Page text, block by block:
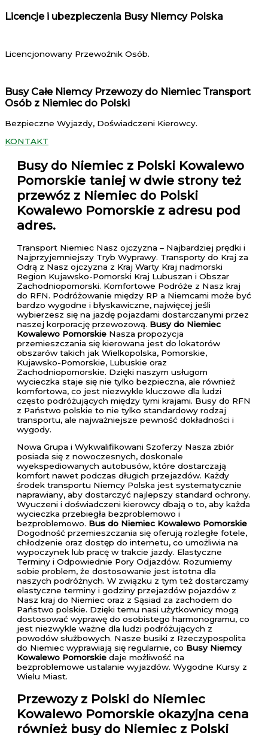
Licencje i ubezpieczenia Busy Niemcy Polska
Licencjonowany Przewoźnik Osób.
Busy Całe Niemcy Przewozy do Niemiec Transport
Osób z Niemiec do Polski
Bezpieczne Wyjazdy, Doświadczeni Kierowcy.
KONTAKT
Busy do Niemiec z Polski Kowalewo
Pomorskie taniej w dwie strony też
przewóz z Niemiec do Polski
Kowalewo Pomorskie z adresu pod
adres.
Transport Niemiec Nasz ojczyzna – Najbardziej prędki i
Najprzyjemniejszy Tryb Wyprawy. Transporty do Kraj za
Odrą z Nasz ojczyzna z Kraj Warty Kraj nadmorski
Region Kujawsko-Pomorski Kraj Lubuszan i Obszar
Zachodniopomorski. Komfortowe Podróże z Nasz kraj
do RFN. Podróżowanie między RP a Niemcami może być
bardzo wygodne i błyskawiczne, najwięcej jeśli
wybierzesz się na jazdę pojazdami dostarczanymi przez
naszej korporację przewozową. Busy do Niemiec
Kowalewo Pomorskie Nasza propozycja
przemieszczania się kierowana jest do lokatorów
obszarów takich jak Wielkopolska, Pomorskie,
Kujawsko-Pomorskie, Lubuskie oraz
Zachodniopomorskie. Dzięki naszym usługom
wycieczka staje się nie tylko bezpieczna, ale również
komfortowa, co jest niezwykle kluczowe dla ludzi
często podróżujących między tymi krajami. Busy do RFN
z Państwo polskie to nie tylko standardowy rodzaj
transportu, ale najważniejsze pewność dokładności i
wygody.
Nowa Grupa i Wykwalifikowani Szoferzy Nasza zbiór
posiada się z nowoczesnych, doskonale
wyekspediowanych autobusów, które dostarczają
komfort nawet podczas długich przejazdów. Każdy
środek transportu Niemcy Polska jest systematycznie
naprawiany, aby dostarczyć najlepszy standard ochrony.
Wyuczeni i doświadczeni kierowcy dbają o to, aby każda
wycieczka przebiegła bezproblemowo i
bezproblemowo. Bus do Niemiec Kowalewo Pomorskie
Dogodność przemieszczania się oferują rozległe fotele,
chłodzenie oraz dostęp do internetu, co umożliwia na
wypoczynek lub pracę w trakcie jazdy. Elastyczne
Terminy i Odpowiednie Pory Odjazdów. Rozumiemy
sobie problem, że dostosowanie jest istotna dla
naszych podróżnych. W związku z tym też dostarczamy
elastyczne terminy i godziny przejazdów pojazdów z
Nasz kraj do Niemiec oraz z Sąsiad za zachodem do
Państwo polskie. Dzięki temu nasi użytkownicy mogą
dostosować wyprawę do osobistego harmonogramu, co
jest niezwykle ważne dla ludzi podróżujących z
powodów służbowych. Nasze busiki z Rzeczypospolita
do Niemiec wyprawiają się regularnie, co Busy Niemcy
Kowalewo Pomorskie daje możliwość na
bezproblemowe ustalanie wyjazdów. Wygodne Kursy z
Wielu Miast.
Przewozy z Polski do Niemiec
Kowalewo Pomorskie okazyjna cena
również busy do Niemiec z Polski